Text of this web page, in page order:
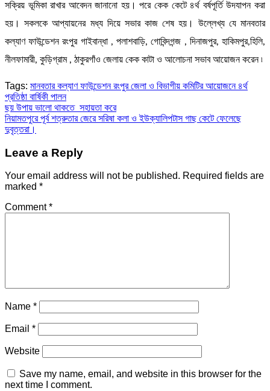
সক্রিয় ভূমিকা রাখার আবেদন জানানো হয়। পরে কেক কেটে ৪র্থ বর্ষপূর্তি উদযাপন করা
হয়। সকলকে আপ্যায়নের মধ্য দিয়ে সভার কাজ শেষ হয়। উল্লেখ্য যে মানবতার
কল্যাণ ফাউন্ডেশন রংপুর গাইবান্ধা , পলাশবাড়ি, গোবিন্দগন্জ , দিনাজপুর, হাকিমপুর,হিলি,
নীলফামারী, কুড়িগ্রাম , ঠাকুরগাঁও জেলায় কেক কাটা ও আলোচনা সভাব আয়োজন করেন ৷
Tags: মানবতার কল্যাণ ফাউন্ডেশন রংপুর জেলা ও বিভাগীয় কমিটির আয়োজনে ৪র্থ
প্রতিষ্ঠা বার্ষিকী পালন
Post
navigation
ছয় উপায় ভালো থাকতে সহায়তা করে
নিয়ামতপুরে পূর্ব শত্রুতার জেরে সরিষা কলা ও ইউক্যালিপটাস গাছ কেটে ফেলেছে
দুবৃত্তরা।
Leave a Reply
Your email address will not be published. Required fields are
marked *
Comment*
Name *
Email *
Website
Save my name, email, and website in this browser for the
next time I comment.